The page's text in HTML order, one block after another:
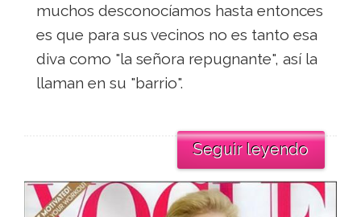
muchos desconocíamos hasta entonces
es que para sus vecinos no es tanto esa
diva como "la señora repugnante", así la
llaman en su "barrio".
Seguir leyendo